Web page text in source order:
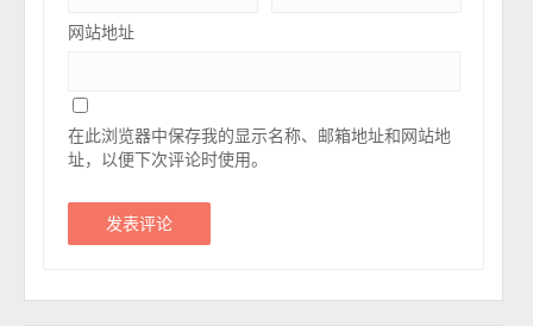
网站地址
在此浏览器中保存我的显示名称、邮箱地址和网站地
址，以便下次评论时使用。